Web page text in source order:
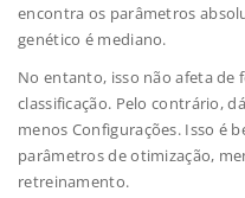
encontra os parâmetros
genético é mediano.
No entanto, isso não afeta de
classificação. Pelo contrário,
menos Configurações. Isso é
parâmetros de otimização,
retreinamento.